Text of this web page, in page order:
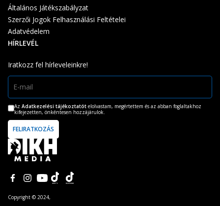
Általános Játékszabályzat
Szerzői Jogok Felhasználási Feltételei
Adatvédelem
HÍRLEVÉL
Iratkozz fel hírleveleinkre!
Az Adatkezelési tájékoztatót elolvastam, megértettem és az abban foglaltakhoz
kifejezetten, önkéntesen hozzájárulok.
Copyright © 2024,